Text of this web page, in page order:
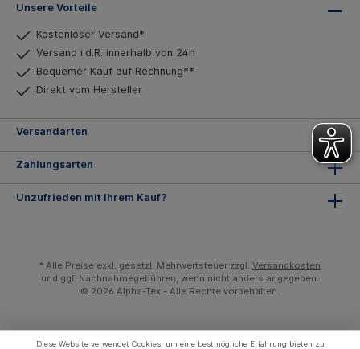
Unsere Vorteile
Kostenloser Versand*
Versand i.d.R. innerhalb von 24h
Bequemer Kauf auf Rechnung**
Direkt vom Hersteller
Versandarten
Zahlungsarten
Unzufrieden mit Ihrem Kauf?
* Alle Preise exkl. gesetzl. Mehrwertsteuer zzgl. Versandkosten
und ggf. Nachnahmegebühren, wenn nicht anders angegeben.
© 2026 Alpha-Tex - Alle Rechte vorbehalten.
Diese Website verwendet Cookies, um eine bestmögliche Erfahrung bieten zu